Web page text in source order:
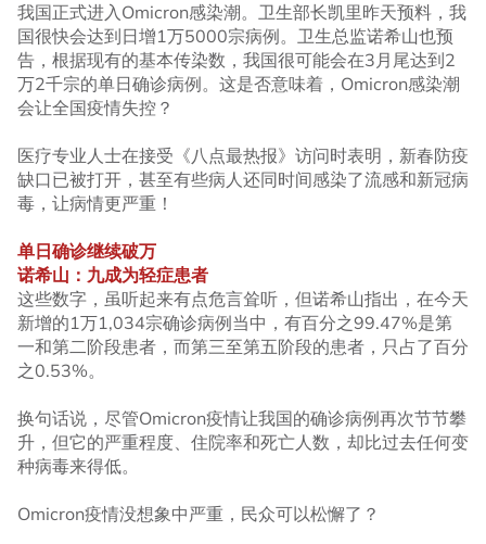
我国正式进入Omicron感染潮。卫生部长凯里昨天预料，我
国很快会达到日增1万5000宗病例。卫生总监诺希山也预
告，根据现有的基本传染数，我国很可能会在3月尾达到2
万2千宗的单日确诊病例。这是否意味着，Omicron感染潮
会让全国疫情失控？
医疗专业人士在接受《八点最热报》访问时表明，新春防疫
缺口已被打开，甚至有些病人还同时间感染了流感和新冠病
毒，让病情更严重！
单日确诊继续破万
诺希山：九成为轻症患者
这些数字，虽听起来有点危言耸听，但诺希山指出，在今天
新增的1万1,034宗确诊病例当中，有百分之99.47%是第
一和第二阶段患者，而第三至第五阶段的患者，只占了百分
之0.53%。
换句话说，尽管Omicron疫情让我国的确诊病例再次节节攀
升，但它的严重程度、住院率和死亡人数，却比过去任何变
种病毒来得低。
Omicron疫情没想象中严重，民众可以松懈了？